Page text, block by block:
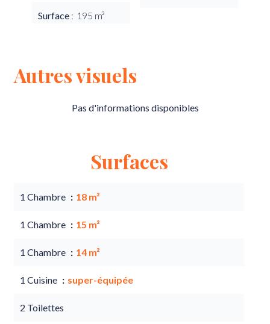
Surface 195 m²
Autres visuels
Pas d'informations disponibles
Surfaces
1 Chambre 18 m²
1 Chambre 15 m²
1 Chambre 14 m²
1 Cuisine super-équipée
2 Toilettes